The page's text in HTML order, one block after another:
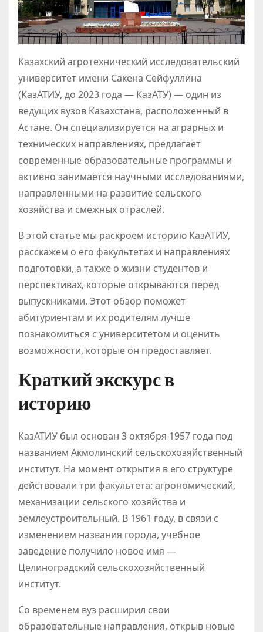
Казахский агротехнический исследовательский
университет имени Сакена Сейфуллина
(КазАТИУ, до 2023 года — КазАТУ) — один из
ведущих вузов Казахстана, расположенный в
Астане. Он специализируется на аграрных и
технических направлениях, предлагает
современные образовательные программы и
активно занимается научными исследованиями,
направленными на развитие сельского
хозяйства и смежных отраслей.
В этой статье мы раскроем историю КазАТИУ,
расскажем о его факультетах и направлениях
подготовки, а также о жизни студентов и
перспективах, которые открываются перед
выпускниками. Этот обзор поможет
абитуриентам и их родителям лучше
познакомиться с университетом и оценить
возможности, которые он предоставляет.
Краткий экскурс в
историю
КазАТИУ был основан 3 октября 1957 года под
названием Акмолинский сельскохозяйственный
институт. На момент открытия в его структуре
действовали три факультета: агрономический,
механизации сельского хозяйства и
землеустроительный. В 1961 году, в связи с
изменением названия города, учебное
заведение получило новое имя —
Целиноградский сельскохозяйственный
институт.
Со временем вуз расширил свои
образовательные направления, открыв новые